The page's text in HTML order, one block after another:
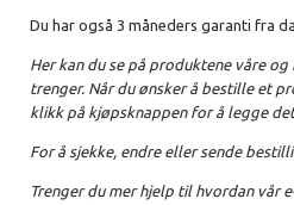
Du har også 3 måneders garanti fra
Her kan du se på produktene våre
trenger. Når du ønsker å bestille et
klikk på kjøpsknappen for å legge
For å sjekke, endre eller sende
Trenger du mer hjelp til hvordan vår